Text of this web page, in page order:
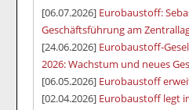
[06.07.2026] Eurobaustoff:
Geschäftsführung am
[24.06.2026] Eurobaustoff-
2026: Wachstum und neues
[06.05.2026] Eurobaustoff
[02.04.2026] Eurobaustoff legt